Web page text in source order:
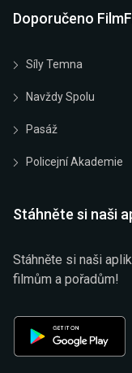
Doporučeno
Síly Temna
Navždy Spolu
Pasáž
Policejní Akademie
Stáhněte si naši
Stáhněte si naši
filmům a pořadům!